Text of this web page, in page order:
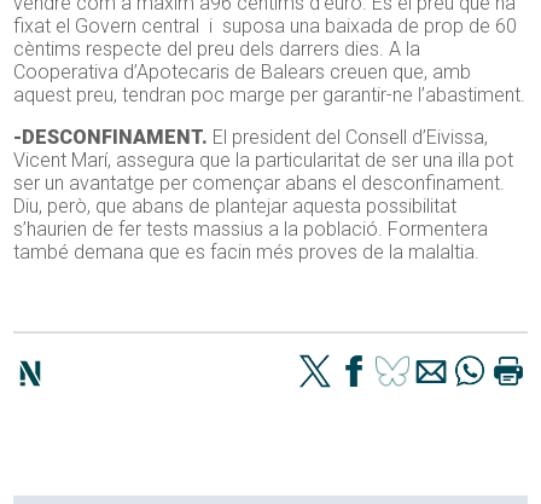
fixat el Govern central i suposa una baixada de prop de 60
cèntims respecte del preu dels darrers dies. A la
Cooperativa d’Apotecaris de Balears creuen que, amb
aquest preu, tendran poc marge per garantir-ne l’abastiment.
-DESCONFINAMENT. El president del Consell d’Eivissa,
Vicent Marí, assegura que la particularitat de ser una illa pot
ser un avantatge per començar abans el desconfinament.
Diu, però, que abans de plantejar aquesta possibilitat
s’haurien de fer tests massius a la població. Formentera
també demana que es facin més proves de la malaltia.